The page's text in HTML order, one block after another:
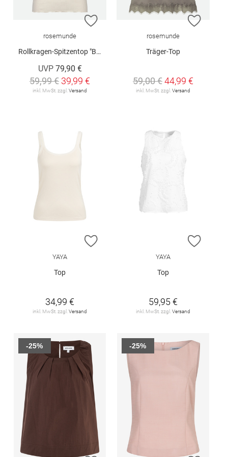
ZUR WUNSCHLISTE HINZUFÜGEN
rosemunde
Rollkragen-Spitzentop "Benita"
UVP 79,90 €
59,99 € 39,99 €
inkl. MwSt. zzgl. Versand
ZUR
rosemunde
Träger-Top
59,00 €44,99 €
inkl. MwSt. zzgl. Versand
ZUR WUNSCHLISTE HINZUFÜGEN
YAYA
Top
34,99 €
inkl. MwSt. zzgl. Versand
ZUR
YAYA
Top
59,95 €
inkl. MwSt. zzgl. Versand
-25% -25%